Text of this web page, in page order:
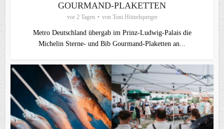
GOURMAND‑PLAKETTEN
vor 2 Tagen von Toni Hötzelsperger
Metro Deutschland übergab im Prinz-Ludwig-Palais die
Michelin Sterne- und Bib Gourmand-Plaketten an...